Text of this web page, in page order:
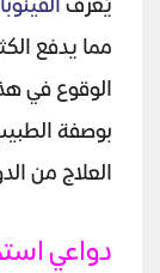
يُعرف
مما يدفع
الوقوع في
بوصفة
العلاج من
دواعي